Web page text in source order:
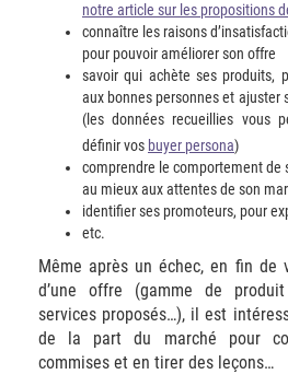
notre article sur les propositions
connaître les raisons
pour pouvoir améliorer son offre
savoir qui achète ses produits,
aux bonnes personnes et ajuster
(les données recueillies vous
définir vos buyer persona)
comprendre le comportement de
au mieux aux attentes de son
identifier ses promoteurs, pour
etc.
Même après un échec, en fin de
d’une offre (gamme de
services proposés…), il est
de la part du marché pour
commises et en tirer des leçons…